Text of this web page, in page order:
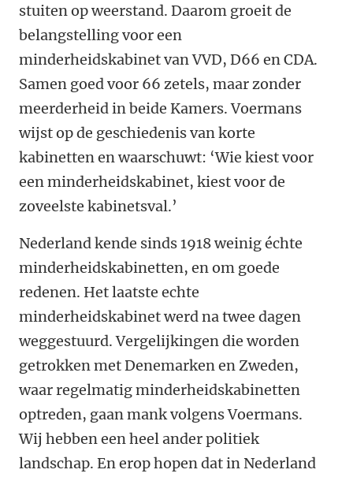
stuiten op weerstand. Daarom groeit de
belangstelling voor een
minderheidskabinet van VVD, D66 en CDA.
Samen goed voor 66 zetels, maar zonder
meerderheid in beide Kamers. Voermans
wijst op de geschiedenis van korte
kabinetten en waarschuwt: ‘Wie kiest voor
een minderheidskabinet, kiest voor de
zoveelste kabinetsval.’
Nederland kende sinds 1918 weinig échte
minderheidskabinetten, en om goede
redenen. Het laatste echte
minderheidskabinet werd na twee dagen
weggestuurd. Vergelijkingen die worden
getrokken met Denemarken en Zweden,
waar regelmatig minderheidskabinetten
optreden, gaan mank volgens Voermans.
Wij hebben een heel ander politiek
landschap. En erop hopen dat in Nederland